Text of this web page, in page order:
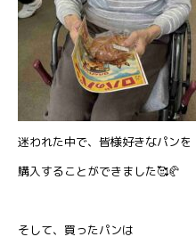
迷われた中で、皆様好きなパンを
購入することができました🥰🥐
そして、買ったパンは